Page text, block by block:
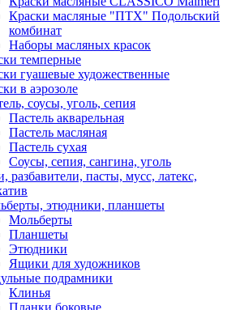
Краски масляные "ПТХ" Подольский
комбинат
Наборы масляных красок
темперные
гуашевые художественные
в аэрозоле
соусы, уголь, сепия
Пастель акварельная
Пастель масляная
Пастель сухая
Соусы, сепия, сангина, уголь
разбавители, пасты, мусс, латекс,
этюдники, планшеты
Мольберты
Планшеты
Этюдники
Ящики для художников
подрамники
Клинья
Планки боковые